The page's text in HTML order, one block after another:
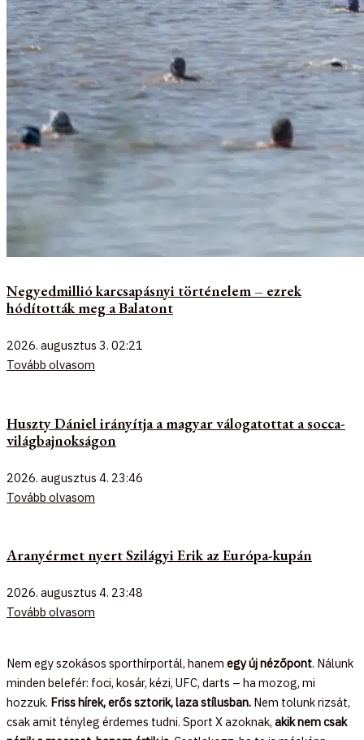
Negyedmillió karcsapásnyi történelem – ezrek
hódították meg a Balatont
2026. augusztus 3. 02:21
Tovább olvasom
Huszty Dániel irányítja a magyar válogatottat a socca-
világbajnokságon
2026. augusztus 4. 23:46
Tovább olvasom
Aranyérmet nyert Szilágyi Erik az Európa-kupán
2026. augusztus 4. 23:48
Tovább olvasom
Nem egy szokásos sporthírportál, hanem egy új nézőpont. Nálunk
minden belefér: foci, kosár, kézi, UFC, darts – ha mozog, mi
hozzuk. Friss hírek, erős sztorik, laza stílusban. Nem tolunk rizsát,
csak amit tényleg érdemes tudni. Sport X azoknak, akik nem csak